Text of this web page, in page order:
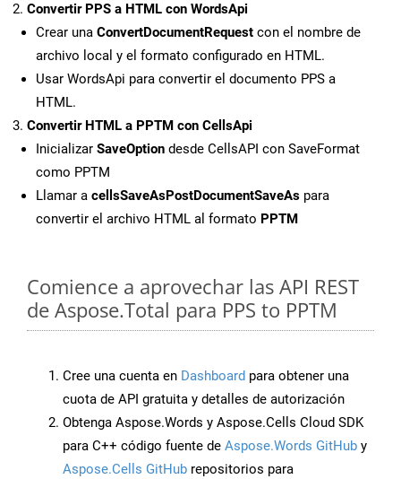
Convertir PPS a HTML con WordsApi
Crear una ConvertDocumentRequest con el nombre de
archivo local y el formato configurado en HTML.
Usar WordsApi para convertir el documento PPS a
HTML.
Convertir HTML a PPTM con CellsApi
Inicializar SaveOption desde CellsAPI con SaveFormat
como PPTM
Llamar a cellsSaveAsPostDocumentSaveAs para
convertir el archivo HTML al formato PPTM
Comience a aprovechar las API REST
de Aspose.Total para PPS to PPTM
Cree una cuenta en Dashboard para obtener una
cuota de API gratuita y detalles de autorización
Obtenga Aspose.Words y Aspose.Cells Cloud SDK
para C++ código fuente de Aspose.Words GitHub y
Aspose.Cells GitHub repositorios para